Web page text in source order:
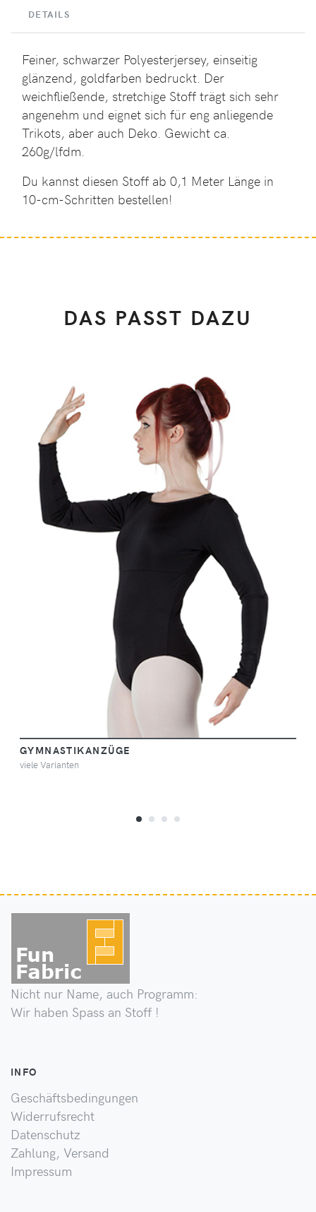
DETAILS
Feiner, schwarzer Polyesterjersey, einseitig
glänzend, goldfarben bedruckt. Der
weichfließende, stretchige Stoff trägt sich sehr
angenehm und eignet sich für eng anliegende
Trikots, aber auch Deko. Gewicht ca.
260g/lfdm.
Du kannst diesen Stoff ab 0,1 Meter Länge in
10-cm-Schritten bestellen!
DAS PASST DAZU
GYMNASTIKANZÜGE
viele Varianten
Nicht nur Name, auch Programm:
Wir haben Spass an Stoff !
INFO
Geschäftsbedingungen
Widerrufsrecht
Datenschutz
Zahlung, Versand
Impressum